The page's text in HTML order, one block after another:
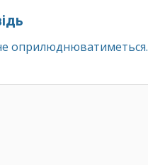
оприлюднюватиметься.